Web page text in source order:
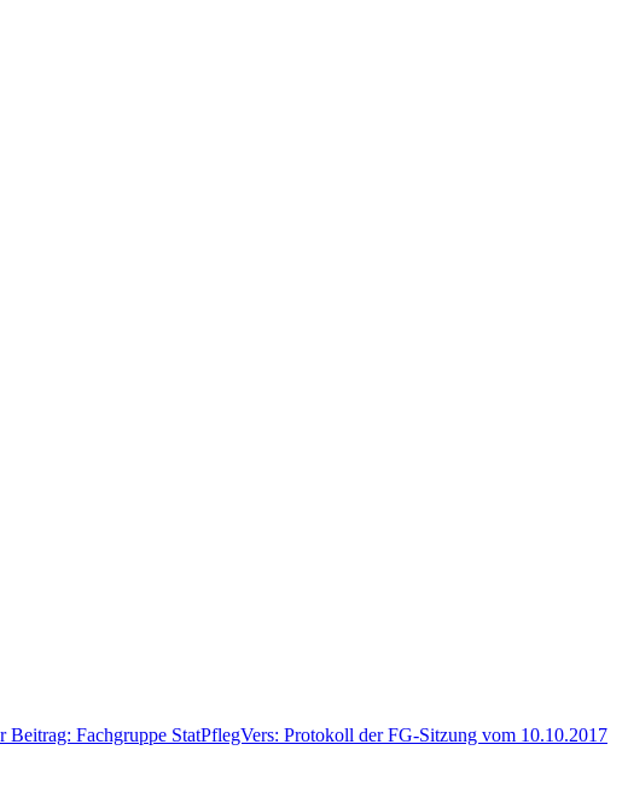
Beitrag: Fachgruppe StatPflegVers: Protokoll der FG-Sitzung vom 10.10.2017